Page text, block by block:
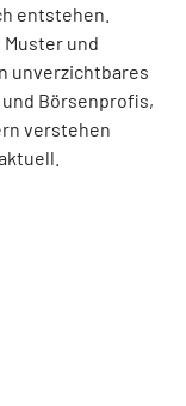
entstehen.
und
unverzichtbares
Börsenprofis,
verstehen